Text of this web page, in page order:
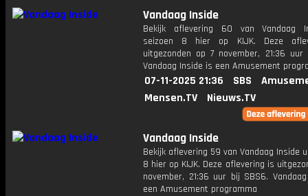
Vandaag Inside
Bekijk aflevering 60 van Vandaag
seizoen 8 hier op KIJK. Deze
uitgezonden op 7 november, 21:36 uur
Vandaag Inside is een Amusement
07-11-2025 21:36 SBS
Mensen.TV
Nieuws.TV
Vandaag Inside
Bekijk aflevering 59 van Vandaag Inside
8 hier op KIJK. Deze aflevering is
november, 21:36 uur bij SBS6.
een Amusement programma